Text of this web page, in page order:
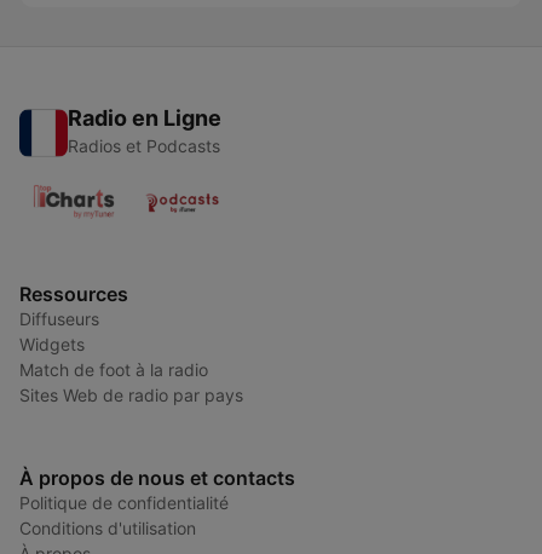
Radio en Ligne
Radios et Podcasts
Ressources
Diffuseurs
Widgets
Match de foot à la radio
Sites Web de radio par pays
À propos de nous et contacts
Politique de confidentialité
Conditions d'utilisation